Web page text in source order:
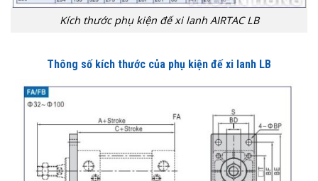
Kích thước phụ kiện đế xi lanh AIRTAC LB
Thông số kích thước của phụ kiện đế xi lanh LB